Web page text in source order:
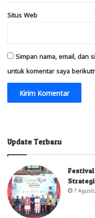
Situs Web
Simpan nama, email, dan
untuk komentar saya
Update Terbaru
Festival
7